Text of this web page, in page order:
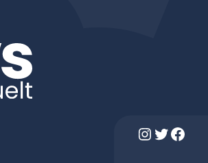
Instagram Twitter Facebook